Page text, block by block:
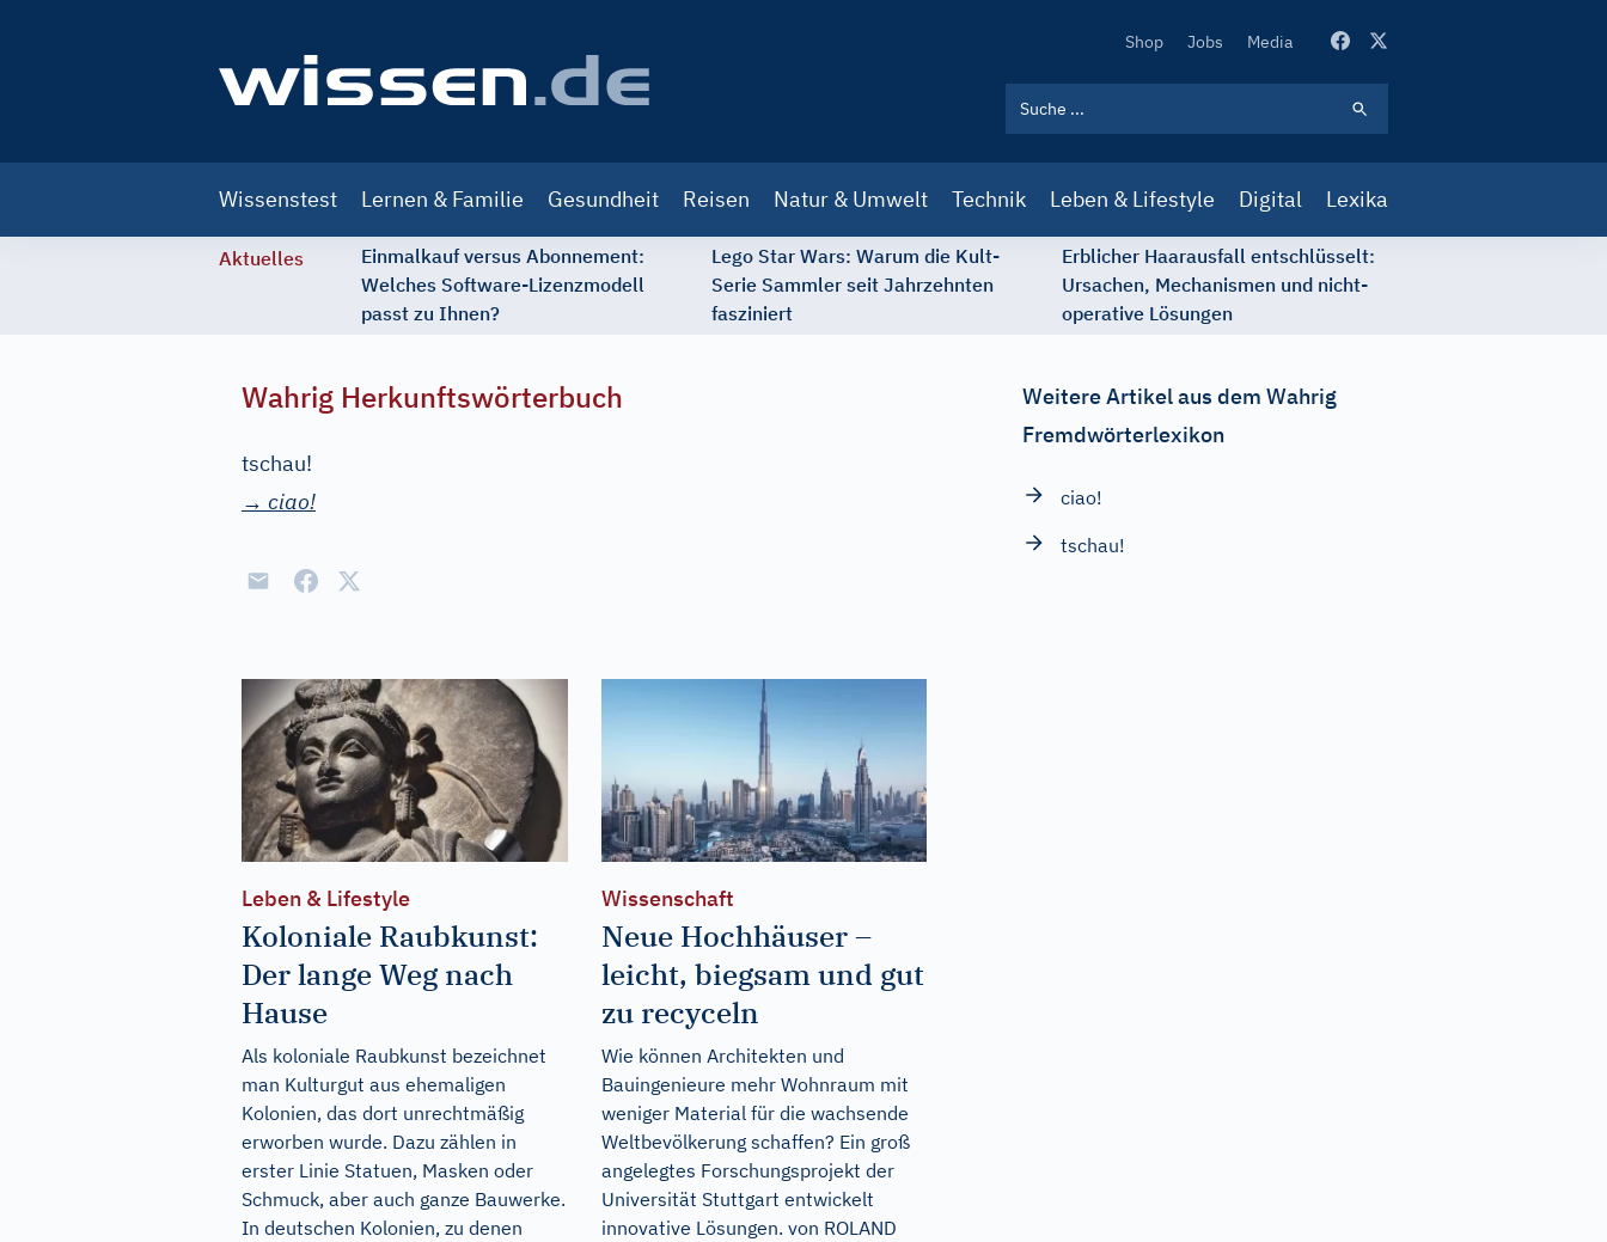
Secondary
Shop Jobs Media
navigation
Wissenstest Lernen & Familie Gesundheit Reisen Natur & Umwelt Technik Leben & Lifestyle Digital Lexika
Aktuelles
Einmalkauf versus Abonnement:
Welches Software-Lizenzmodell
passt zu Ihnen?
Lego Star Wars: Warum die Kult-
Serie Sammler seit Jahrzehnten
fasziniert
Erblicher Haarausfall entschlüsselt:
Ursachen, Mechanismen und nicht-
operative Lösungen
Wahrig Herkunftswörterbuch
tschau!
→ ciao!
Leben & Lifestyle
Koloniale Raubkunst:
Der lange Weg nach
Hause
Als koloniale Raubkunst bezeichnet
man Kulturgut aus ehemaligen
Kolonien, das dort unrechtmäßig
erworben wurde. Dazu zählen in
erster Linie Statuen, Masken oder
Schmuck, aber auch ganze Bauwerke.
In deutschen Kolonien, zu denen
Wissenschaft
Neue Hochhäuser –
leicht, biegsam und gut
zu recyceln
Wie können Architekten und
Bauingenieure mehr Wohnraum mit
weniger Material für die wachsende
Weltbevölkerung schaffen? Ein groß
angelegtes Forschungsprojekt der
Universität Stuttgart entwickelt
innovative Lösungen. von ROLAND
Weitere Artikel aus dem Wahrig
Fremdwörterlexikon
ciao!
tschau!